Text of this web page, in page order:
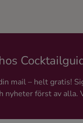
mail – helt gratis!
nyheter först av alla.